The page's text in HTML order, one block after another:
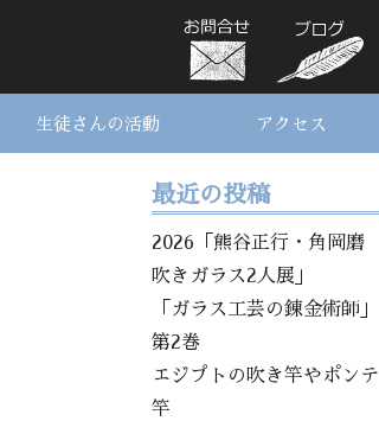
生徒さんの活動 アクセス
最近の投稿
2026「熊谷正行・角岡磨
吹きガラス2人展」
「ガラス工芸の錬金術師」
第2巻
エジプトの吹き竿やポンテ
竿